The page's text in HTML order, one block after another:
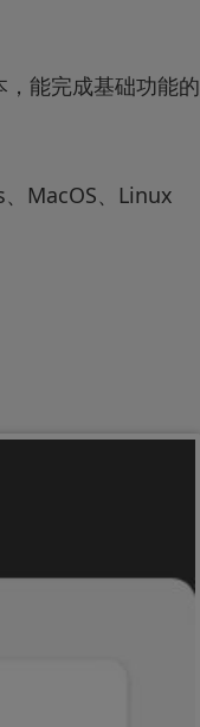
能完成基础功能的
MacOS、Linux